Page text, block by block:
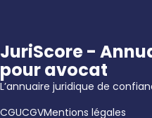
JuriScore -
pour avocat
L’annuaire juridique de
CGUCGVMentions légales